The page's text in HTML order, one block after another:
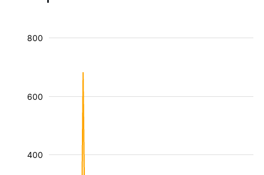
400
600
800